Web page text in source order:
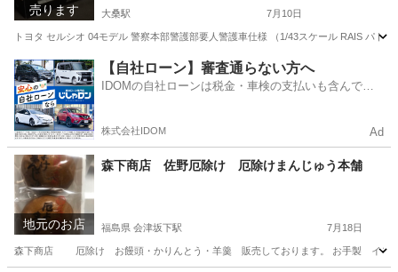
売ります 大桑駅 7月10日
トヨタ セルシオ 04モデル 警察本部警護部要人警護車仕様 （1/43スケール RAIS パ
栃木 日光市 大桑駅 模型、プラモデル 会津
【自社ローン】審査通らない方へ
IDOMの自社ローンは税金・車検の支払いも含んでい
株式会社IDOM Ad
地元のお店
森下商店 佐野厄除け 厄除けまんじゅう本舗
福島県 会津坂下駅 7月18日
森下商店 厄除け お饅頭・かりんとう・羊羹 販売しております。 お手製 イモフ